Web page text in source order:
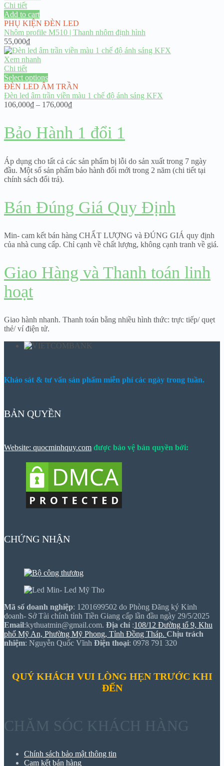
Chi tiết
Add to cart
PHỤ KIỆN ĐÈN LED
Nhôm profile M510 | Thanh nhôm định hình
55,000₫
Xem nhanh
Chi tiết
Select options
ĐÈN LED ÂM TRẦN
Đèn led âm trần viền màu 1 chế độ ánh sáng KFX
106,000₫ – 176,000₫Price
through
176,000₫
Bảo Hành 1 đổi 1
Áp dụng cho tất cả các sản phẩm bị lỗi do sản xuất trong 7 ngày
đầu. Một số sản phẩm bảo hành đổi mới trong 2 năm (chi tiết tại
chính sách đổi trả).
Bán Đúng Giá Quy Định
Min- cam kết bán hàng CHẤT LƯỢNG và ĐÚNG GIÁ quy định
của nhà cung cấp. Chỉ cạnh về chất lượng, không cạnh tranh về giá.
Giao Hàng và Thanh toán linh
hoạt
Giao hành nhanh. Thanh toán bằng nhiều hình thức: trực tiếp/ quẹt
thẻ/ ví điện tử.
Khảo sát & tư vấn sản phẩm miễn phí các ngày trong tuần.
BẢN QUYỀN
Website: quocminhquy.com được bảo vệ bản quyền bởi:
CHỨNG NHẬN
Mã số doanh nghiệp: 1201699502 do Phòng Đăng ký Kinh
doanh- Sở Tài chính tỉnh Tiền Giang cấp lần đầu ngày 29/5/2025
Email:kythuatmin@gmail.com. Địa chỉ :108/12 Đường tổ 9, Khu
phố Mỹ An, Phường Mỹ Phong, Tỉnh Đồng Tháp. Chịu trách
nhiệm: Nguyễn Quốc Vĩnh Điện thoại: 0978 791 320
QUÝ KHÁCH VUI LÒNG HẸN TRƯỚC KHI
ĐẾN
CHĂM SÓC KHÁCH HÀNG
Chính sách bảo mật thông tin
Cam kết bán hàng